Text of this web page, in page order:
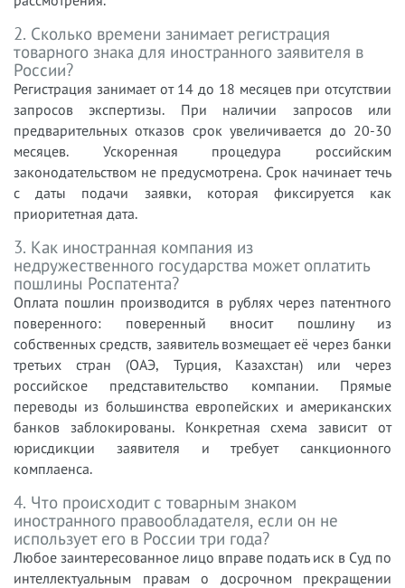
2. Сколько времени занимает регистрация
товарного знака для иностранного заявителя в
России?
Регистрация занимает от 14 до 18 месяцев при отсутствии
запросов экспертизы. При наличии запросов или
предварительных отказов срок увеличивается до 20-30
месяцев. Ускоренная процедура российским
законодательством не предусмотрена. Срок начинает течь
с даты подачи заявки, которая фиксируется как
приоритетная дата.
3. Как иностранная компания из
недружественного государства может оплатить
пошлины Роспатента?
Оплата пошлин производится в рублях через патентного
поверенного: поверенный вносит пошлину из
собственных средств, заявитель возмещает её через банки
третьих стран (ОАЭ, Турция, Казахстан) или через
российское представительство компании. Прямые
переводы из большинства европейских и американских
банков заблокированы. Конкретная схема зависит от
юрисдикции заявителя и требует санкционного
комплаенса.
4. Что происходит с товарным знаком
иностранного правообладателя, если он не
использует его в России три года?
Любое заинтересованное лицо вправе подать иск в Суд по
интеллектуальным правам о досрочном прекращении